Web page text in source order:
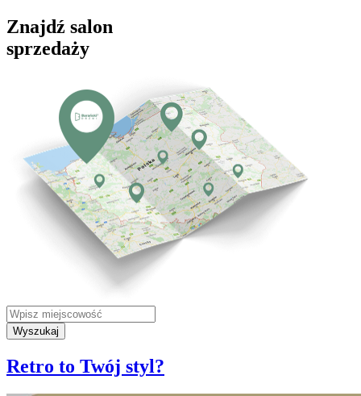
Znajdź salon
sprzedaży
Wyszukaj
Retro to Twój styl?